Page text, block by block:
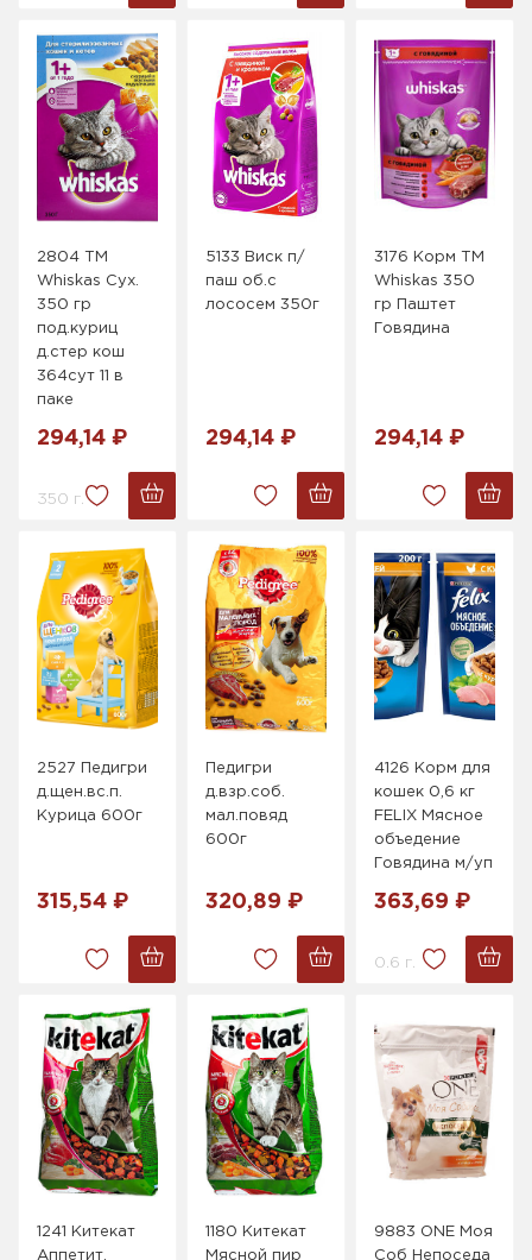
2804 ТМ
Whiskas Сух.
350 гр
под.куриц
д.стер кош
364сут 11 в
паке
294,14 ₽
350 г.
5133 Виск п/
паш об.с
лососем 350г
294,14 ₽
3176 Корм ТМ
Whiskas 350
гр Паштет
Говядина
294,14 ₽
2527 Педигри
д.щен.вс.п.
Курица 600г
315,54 ₽
Педигри
д.взр.соб.
мал.повяд
600г
320,89 ₽
4126 Корм для
кошек 0,6 кг
FELIX Мясное
объедение
Говядина м/уп
363,69 ₽
0.6 г.
1241 Китекат
Аппетит.
1180 Китекат
Мясной пир
9883 ONE Моя
Соб Непоседа